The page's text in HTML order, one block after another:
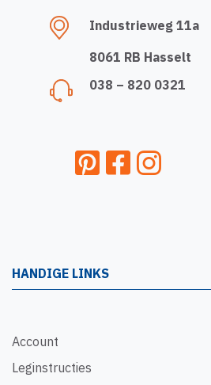
Industrieweg 11a
8061 RB Hasselt
038 – 820 0321
HANDIGE LINKS
Account
Leginstructies